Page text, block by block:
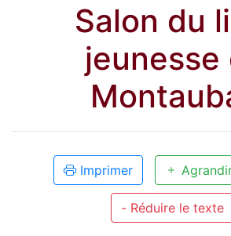
Salon du
jeunesse
Imprimer
- Réduire le texte